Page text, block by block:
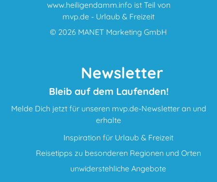
www.heiligendamm.info ist Teil von
mvp.de - Urlaub & Freizeit
© 2026 MANET Marketing GmbH
Newsletter
Bleib auf dem Laufenden!
Melde Dich jetzt für unseren mvp.de-Newsletter an und
erhalte
Inspiration für Urlaub & Freizeit
Reisetipps zu besonderen Regionen und Orten
unwiderstehliche Angebote